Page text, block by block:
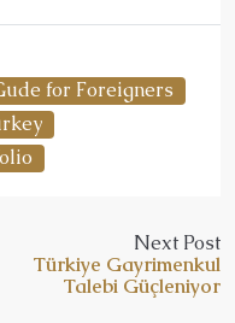
for Foreigners
Next Post
Türkiye Gayrimenkul
Talebi Güçleniyor